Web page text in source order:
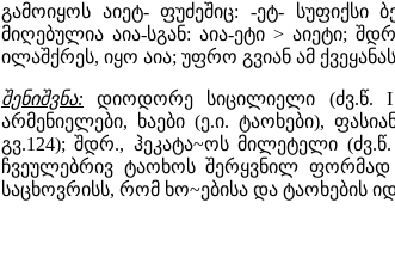
გამოიყოს აიეტ- ფუძეშიც: -ეტ- სუფიქსი
მიღებულია აია-სგან: აია-ეტი > აიეტი;
ილაშქრეს, იყო აია; უფრო გვიან ამ
შენიშვნა: დიოდორე სიცილიელი (ძვ.წ. I
არმენიელები, ხაები (ე.ი. ტაოხები),
გვ.124); შდრ., ჰეკატა~ოს მილეტელი
ჩვეულებრივ ტაოხოს შერყვნილ ფორმად
საცხოვრისს, რომ ხო~ებისა და ტაოხების